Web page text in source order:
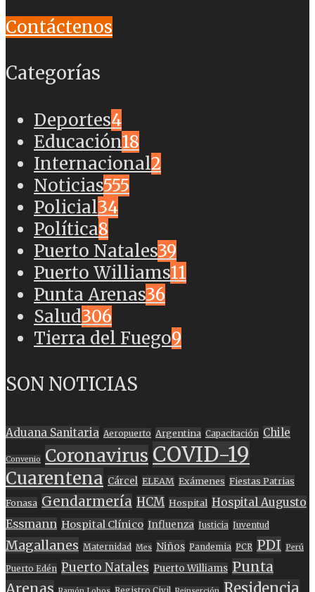
Contáctenos
Categorías
Deportes4
Educación18
Internacional2
Noticias555
Policial34
Política8
Puerto Natales39
Puerto Williams11
Punta Arenas36
Salud306
Tierra del Fuego9
SON NOTICIAS
Aduana Sanitaria Aeropuerto Argentina Capacitación Chile
Convenio Coronavirus COVID-19
Cuarentena Cárcel ELEAM Exámenes Fiestas Patrias
Fonasa Gendarmería HCM Hospital Hospital Augusto
Essmann Hospital Clínico Influenza Justicia Juventud
Magallanes Maternidad Mes Niños Pandemia PCR PDI Perú
Puerto Edén Puerto Natales Puerto Williams Punta
Arenas
Residencia